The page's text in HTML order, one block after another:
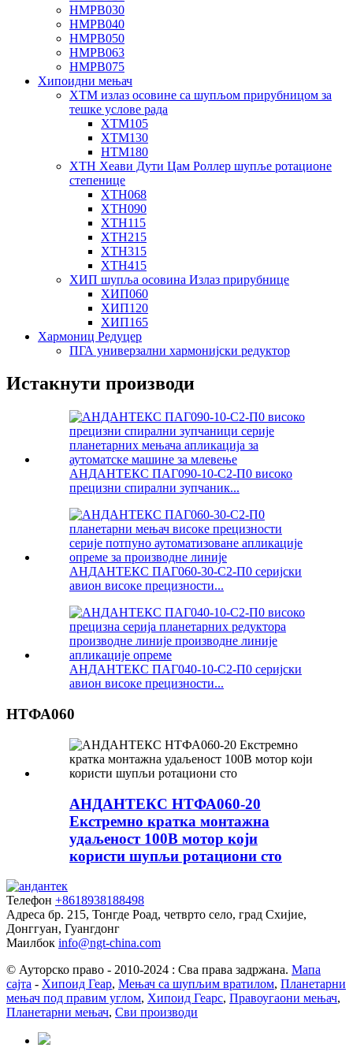
НМРВ030
НМРВ040
НМРВ050
НМРВ063
НМРВ075
Хипоидни мењач
ХТМ излаз осовине са шупљом прирубницом за
тешке услове рада
ХТМ105
ХТМ130
НТМ180
ХТН Хеави Дути Цам Роллер шупље ротационе
степенице
ХТН068
ХТН090
ХТН115
ХТН215
ХТН315
ХТН415
ХИП шупља осовина Излаз прирубнице
ХИП060
ХИП120
ХИП165
Хармониц Редуцер
ПГА универзални хармонијски редуктор
Истакнути производи
АНДАНТЕКС ПАГ090-10-С2-П0 високо
прецизни спирални зупчаник...
АНДАНТЕКС ПАГ060-30-С2-П0 серијски
авион високе прецизности...
АНДАНТЕКС ПАГ040-10-С2-П0 серијски
авион високе прецизности...
НТФА060
АНДАНТЕКС НТФА060-20
Екстремно кратка монтажна
удаљеност 100В мотор који
користи шупљи ротациони сто
Телефон +8618938188498
Адреса бр. 215, Тонгде Роад, четврто село, град Схијие,
Донггуан, Гуангдонг
Маилбок info@ngt-china.com
© Ауторско право - 2010-2024 : Сва права задржана. Мапа
сајта - Хипоид Геар, Мењач са шупљим вратилом, Планетарни
мењач под правим углом, Хипоид Геарс, Правоугаони мењач,
Планетарни мењач, Сви производи